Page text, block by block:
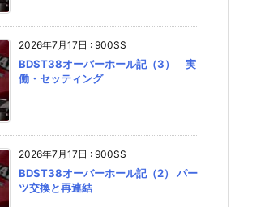
2026年7月17日 : 900SS
BDST38オーバーホール記（3） 実
働・セッティング
2026年7月17日 : 900SS
BDST38オーバーホール記（2） パー
ツ交換と再連結